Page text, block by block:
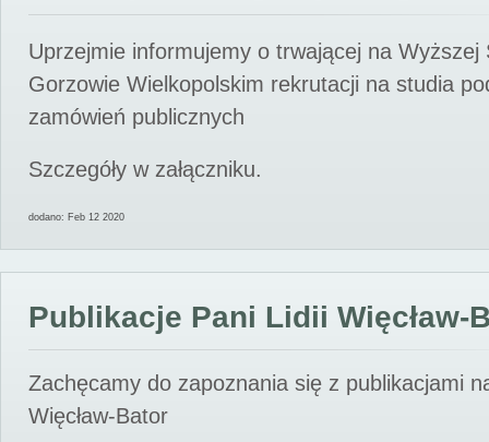
Uprzejmie informujemy o trwającej na Wyższej
Gorzowie Wielkopolskim rekrutacji na studia
zamówień publicznych
Szczegóły w załączniku.
dodano: Feb 12 2020
Publikacje Pani Lidii Więcław-
Zachęcamy do zapoznania się z publikacjami
Więcław-Bator